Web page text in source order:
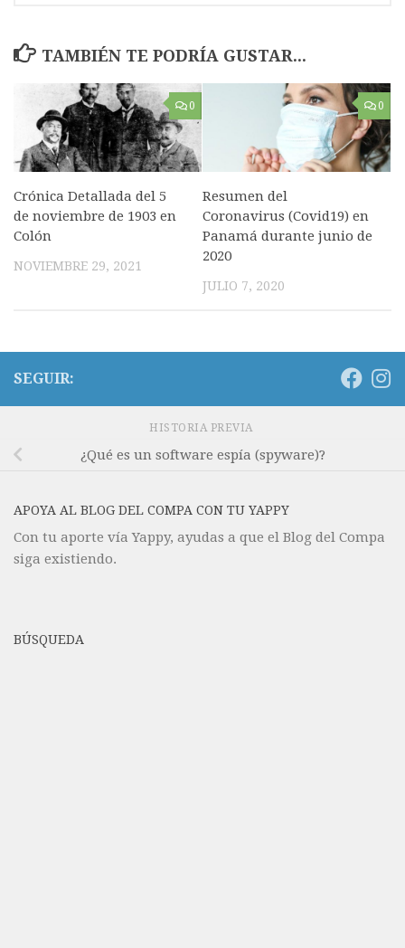
TAMBIÉN TE PODRÍA GUSTAR...
0
Crónica Detallada del 5
de noviembre de 1903 en
Colón
NOVIEMBRE 29, 2021
0
Resumen del
Coronavirus (Covid19) en
Panamá durante junio de
2020
JULIO 7, 2020
SEGUIR:
HISTORIA PREVIA
¿Qué es un software espía (spyware)?
APOYA AL BLOG DEL COMPA CON TU YAPPY
Con tu aporte vía Yappy, ayudas a que el Blog del Compa
siga existiendo.
BÚSQUEDA